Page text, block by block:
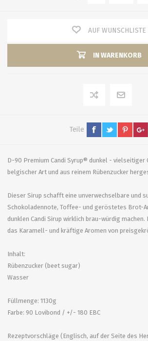
AUF WUNSCHLISTE
IN WARENKORB
Teile
D-90 Premium Candi Syrup® dunkel - vielseitiger
belgischer Art und aus reinem Rübenzucker
Dieser Sirup schafft eine unverwechselbare und
Schokoladennote, Toffee- und geröstetes Brot-
dunklen Candi Sirup wirklich brau-würdig
das Karamell- und kräftige Aromen von
Inhalt:
Rübenzucker (beet sugar)
Wasser
Füllmenge: 1130g
Farbe: 90 Lovibond / +/- 180 EBC
Rezeptvorschläge (Englisch, auf der Seite des